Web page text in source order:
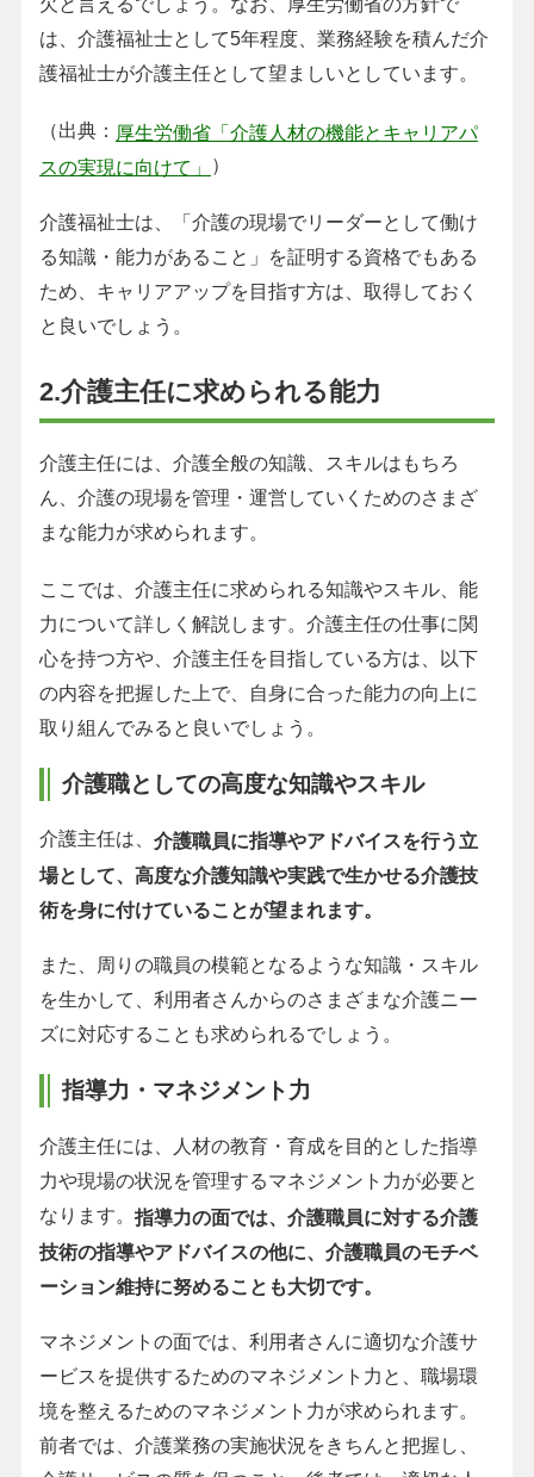
は、介護福祉士として5年程度、業務経験を積んだ介
護福祉士が介護主任として望ましいとしています。
（出典： 厚生労働省「介護人材の機能とキャリアパ
スの実現に向けて」
）
介護福祉士は、「介護の現場でリーダーとして働け
る知識・能力があること」を証明する資格でもある
ため、キャリアアップを目指す方は、取得しておく
と良いでしょう。
2.介護主任に求められる能力
介護主任には、介護全般の知識、スキルはもちろ
ん、介護の現場を管理・運営していくためのさまざ
まな能力が求められます。
ここでは、介護主任に求められる知識やスキル、能
力について詳しく解説します。介護主任の仕事に関
心を持つ方や、介護主任を目指している方は、以下
の内容を把握した上で、自身に合った能力の向上に
取り組んでみると良いでしょう。
介護職としての高度な知識やスキル
介護主任は、 介護職員に指導やアドバイスを行う立
場として、高度な介護知識や実践で生かせる介護技
術を身に付けていることが望まれます。
また、周りの職員の模範となるような知識・スキル
を生かして、利用者さんからのさまざまな介護ニー
ズに対応することも求められるでしょう。
指導力・マネジメント力
介護主任には、人材の教育・育成を目的とした指導
力や現場の状況を管理するマネジメント力が必要と
なります。 指導力の面では、介護職員に対する介護
技術の指導やアドバイスの他に、介護職員のモチベ
ーション維持に努めることも大切です。
マネジメントの面では、利用者さんに適切な介護サ
ービスを提供するためのマネジメント力と、職場環
境を整えるためのマネジメント力が求められます。
前者では、介護業務の実施状況をきちんと把握し、